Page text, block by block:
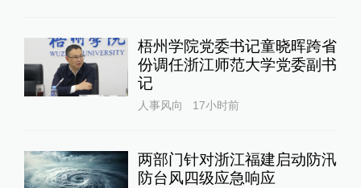
梧州学院党委书记童晓晖跨省
份调任浙江师范大学党委副书
记
人事风向 17小时前
两部门针对浙江福建启动防汛
防台风四级应急响应